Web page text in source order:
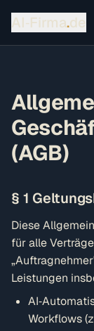
AI‑Firma.de
(AGB)
§ 1
Diese
für alle
Leistungen
Workflows